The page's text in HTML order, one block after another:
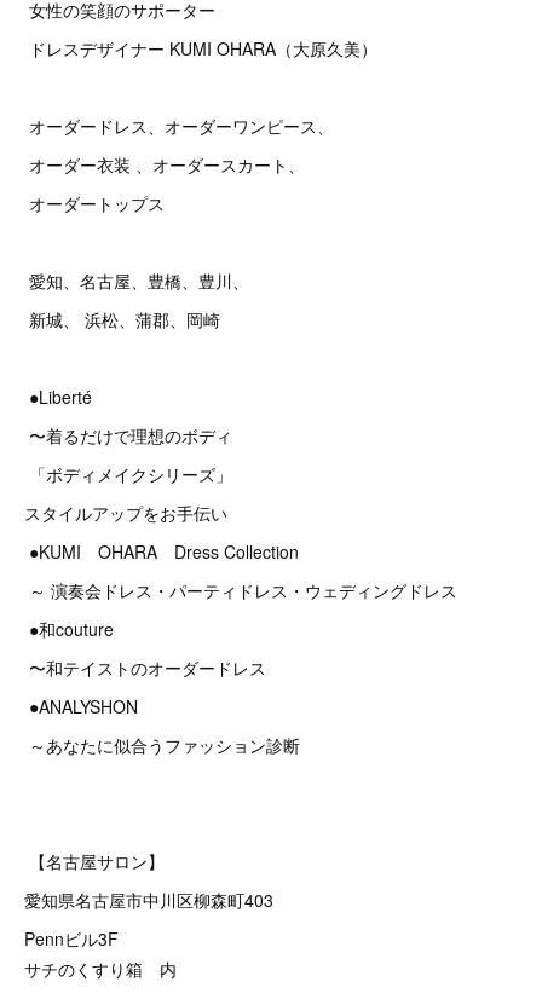
女性の笑顔のサポーター
ドレスデザイナー KUMI OHARA（大原久美）
オーダードレス、オーダーワンピース、
オーダー衣装 、オーダースカート、
オーダートップス
愛知、名古屋、豊橋、豊川、
新城、 浜松、蒲郡、岡崎
●Liberté
〜着るだけで理想のボディ
「ボディメイクシリーズ」
スタイルアップをお手伝い
●KUMI OHARA Dress Collection
～ 演奏会ドレス・パーティドレス・ウェディングドレス
●和couture
〜和テイストのオーダードレス
●ANALYSHON
～あなたに似合うファッション診断
【名古屋サロン】
愛知県名古屋市中川区柳森町403
Pennビル3F
サチのくすり箱 内